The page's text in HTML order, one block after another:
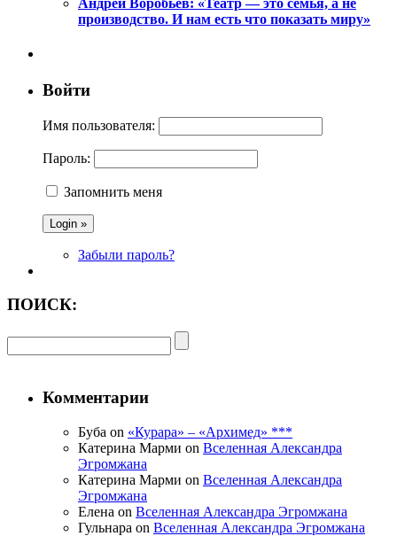
производство. И нам есть что показать миру»
Войти
Имя пользователя:
Пароль:
Запомнить меня
Забыли пароль?
ПОИСК:
Комментарии
Буба on «Курара» – «Архимед» ***
Катерина Марми on Вселенная Александра
Эгромжана
Катерина Марми on Вселенная Александра
Эгромжана
Елена on Вселенная Александра Эгромжана
Гульнара on Вселенная Александра Эгромжана